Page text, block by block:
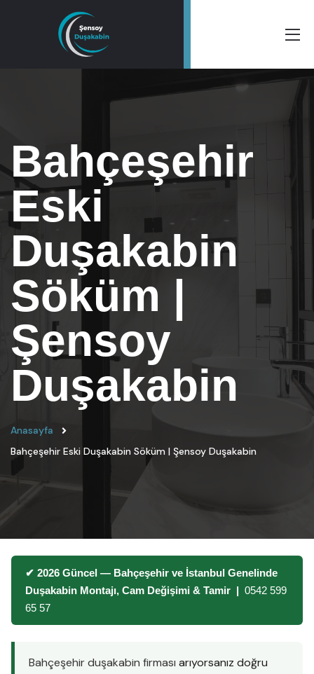
Bahçeşehir
Eski
Duşakabin
Söküm |
Şensoy
Duşakabin
Anasayfa
Bahçeşehir Eski Duşakabin Söküm | Şensoy Duşakabin
✔ 2026 Güncel — Bahçeşehir ve İstanbul Genelinde
Duşakabin Montajı, Cam Değişimi & Tamir | 0542 599
65 57
Bahçeşehir duşakabin firması arıyorsanız doğru